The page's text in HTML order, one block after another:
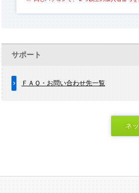
サポート
ＦＡＱ・お問い合わせ先一覧
ネ